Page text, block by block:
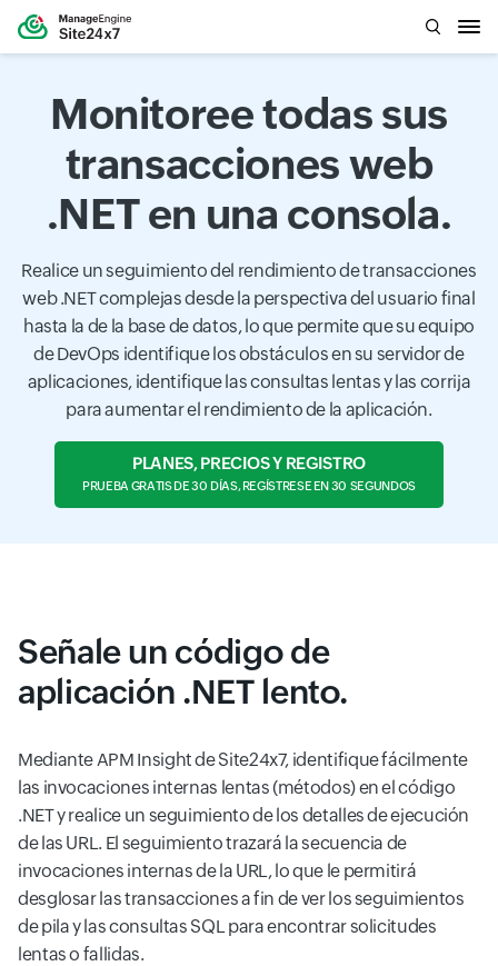
Monitoree todas sus
transacciones web
.NET en una consola.
Realice un seguimiento del rendimiento de transacciones
web .NET complejas desde la perspectiva del usuario final
hasta la de la base de datos, lo que permite que su equipo
de DevOps identifique los obstáculos en su servidor de
aplicaciones, identifique las consultas lentas y las corrija
para aumentar el rendimiento de la aplicación.
PLANES, PRECIOS Y REGISTRO
PRUEBA GRATIS DE 30 DÍAS, REGÍSTRESE EN 30 SEGUNDOS
Señale un código de
aplicación .NET lento.
Mediante APM Insight de Site24x7, identifique fácilmente
las invocaciones internas lentas (métodos) en el código
.NET y realice un seguimiento de los detalles de ejecución
de las URL. El seguimiento trazará la secuencia de
invocaciones internas de la URL, lo que le permitirá
desglosar las transacciones a fin de ver los seguimientos
de pila y las consultas SQL para encontrar solicitudes
lentas o fallidas.